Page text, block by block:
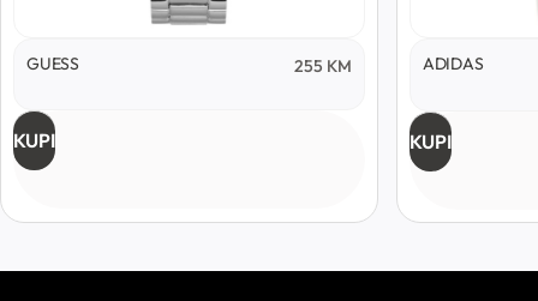
GUESS 255 KM
KUPI
ADIDAS
KUPI